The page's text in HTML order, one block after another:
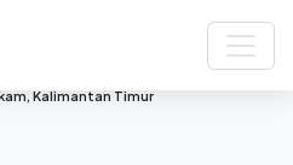
dari Total E&P Indonesia atas
pengeboran rawa Maera dan Yani
Kalimantan Timur